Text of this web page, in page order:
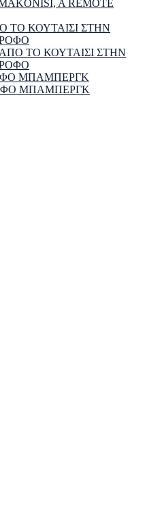
A REMOTE
ΤΟ ΚΟΥΤΑΙΣΙ ΣΤΗΝ
ΤΟ ΚΟΥΤΑΙΣΙ ΣΤΗΝ
ΜΠΑΜΠΕΡΓΚ
ΜΠΑΜΠΕΡΓΚ